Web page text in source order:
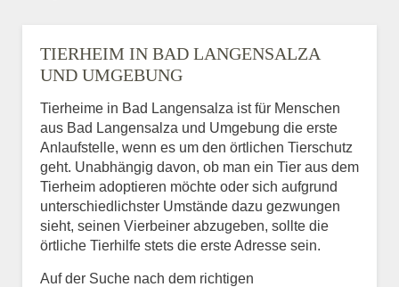
TIERHEIM IN BAD LANGENSALZA
UND UMGEBUNG
Tierheime in Bad Langensalza ist für Menschen
aus Bad Langensalza und Umgebung die erste
Anlaufstelle, wenn es um den örtlichen Tierschutz
geht. Unabhängig davon, ob man ein Tier aus dem
Tierheim adoptieren möchte oder sich aufgrund
unterschiedlichster Umstände dazu gezwungen
sieht, seinen Vierbeiner abzugeben, sollte die
örtliche Tierhilfe stets die erste Adresse sein.
Auf der Suche nach dem richtigen